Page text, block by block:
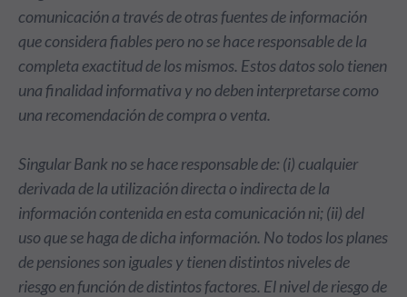
comunicación a través de otras fuentes de información
que considera fiables pero no se hace responsable de la
completa exactitud de los mismos. Estos datos solo tienen
una finalidad informativa y no deben interpretarse como
una recomendación de compra o venta.
Singular Bank no se hace responsable de: (i) cualquier
derivada de la utilización directa o indirecta de la
información contenida en esta comunicación ni; (ii) del
uso que se haga de dicha información. No todos los planes
de pensiones son iguales y tienen distintos niveles de
riesgo en función de distintos factores. El nivel de riesgo de